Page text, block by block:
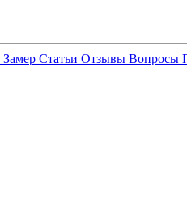
Замер Статьи Отзывы Вопросы